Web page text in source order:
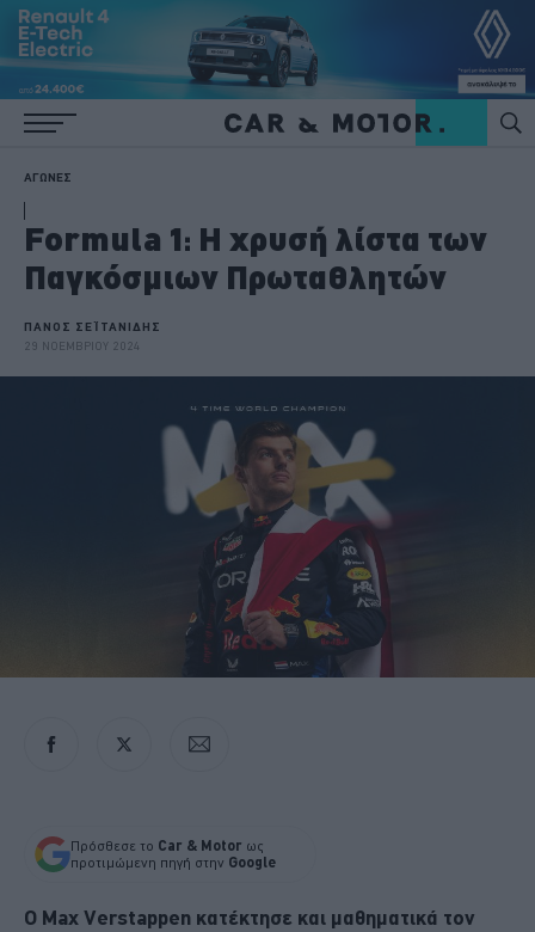
ΑΓΩΝΕΣ
Formula 1: Η χρυσή λίστα των
Παγκόσμιων Πρωταθλητών
ΠΑΝΟΣ ΣΕΪΤΑΝΙΔΗΣ
29 ΝΟΕΜΒΡΙΟΥ 2024
Πρόσθεσε το Car & Motor ως
προτιμώμενη πηγή στην Google
Ο Max Verstappen κατέκτησε και μαθηματικά τον